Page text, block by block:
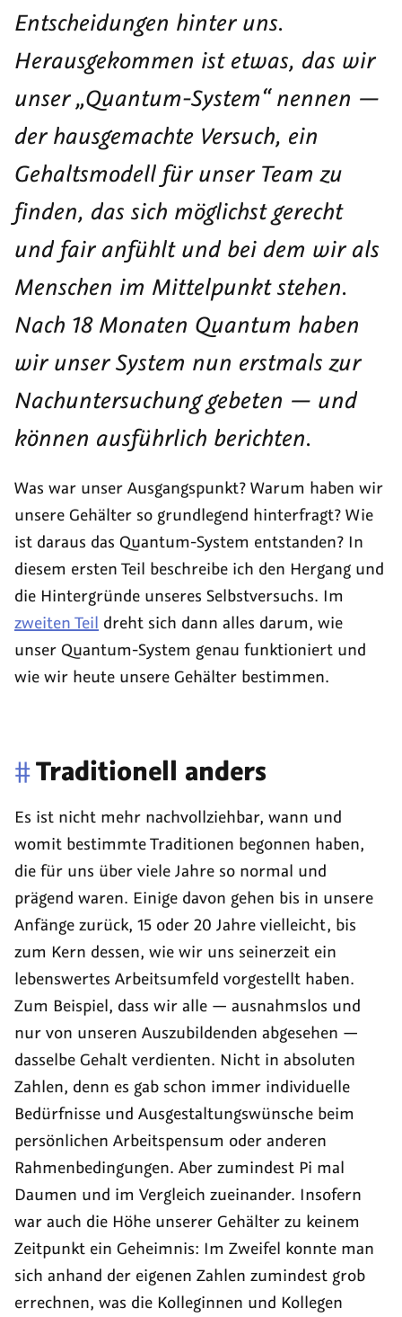
Entscheidungen hinter uns.
Herausgekommen ist etwas, das wir
unser „Quantum-System“ nennen —
der hausgemachte Versuch, ein
Gehaltsmodell für unser Team zu
finden, das sich möglichst gerecht
und fair anfühlt und bei dem wir als
Menschen im Mittelpunkt stehen.
Nach 18 Monaten Quantum haben
wir unser System nun erstmals zur
Nachuntersuchung gebeten — und
können ausführlich berichten.
Was war unser Ausgangspunkt? Warum haben wir
unsere Gehälter so grundlegend hinterfragt? Wie
ist daraus das Quantum-System entstanden? In
diesem ersten Teil beschreibe ich den Hergang und
die Hintergründe unseres Selbstversuchs. Im
zweiten Teil dreht sich dann alles darum, wie
unser Quantum-System genau funktioniert und
wie wir heute unsere Gehälter bestimmen.
#Traditionell anders
Es ist nicht mehr nachvollziehbar, wann und
womit bestimmte Traditionen begonnen haben,
die für uns über viele Jahre so normal und
prägend waren. Einige davon gehen bis in unsere
Anfänge zurück, 15 oder 20 Jahre vielleicht, bis
zum Kern dessen, wie wir uns seinerzeit ein
lebenswertes Arbeitsumfeld vorgestellt haben.
Zum Beispiel, dass wir alle — ausnahmslos und
nur von unseren Auszubildenden abgesehen —
dasselbe Gehalt verdienten. Nicht in absoluten
Zahlen, denn es gab schon immer individuelle
Bedürfnisse und Ausgestaltungswünsche beim
persönlichen Arbeitspensum oder anderen
Rahmenbedingungen. Aber zumindest Pi mal
Daumen und im Vergleich zueinander. Insofern
war auch die Höhe unserer Gehälter zu keinem
Zeitpunkt ein Geheimnis: Im Zweifel konnte man
sich anhand der eigenen Zahlen zumindest grob
errechnen, was die Kolleginnen und Kollegen